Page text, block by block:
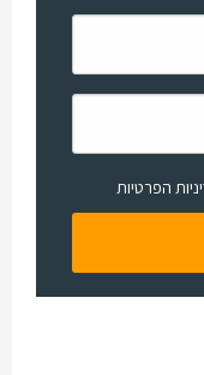
הפרטיות